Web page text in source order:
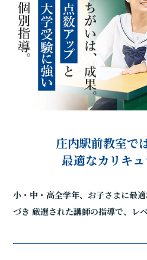
庄内駅前教室で
最適なカリキ
小・中・高全学年、お子さまに最
づき 厳選された講師の指導で、レ